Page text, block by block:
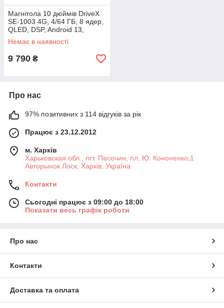
Магнітола 10 дюймів DriveX
SE-1003 4G, 4/64 ГБ, 8 ядер,
QLED, DSP, Android 13,
Bluetooth, GPS, CarPlay,
Android Auto
Немає в наявності
9 790 ₴
Про нас
97% позитивних з 114 відгуків за рік
Працює з 23.12.2012
м. Харків
Харьковская обл., пгт. Песочин, пл. Ю. Кононенко,1
Авторынок Лоск, Харків, Україна
Контакти
Сьогодні працює з 09:00 до 18:00
Показати весь графік роботи
Про нас
Контакти
Доставка та оплата